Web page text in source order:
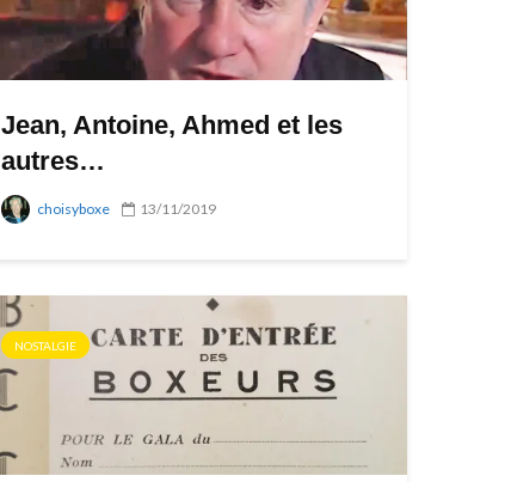
Jean, Antoine, Ahmed et les
autres…
choisyboxe 13/11/2019
NOSTALGIE